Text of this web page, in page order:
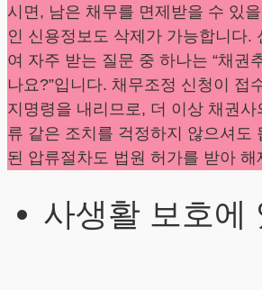
시면, 남은 채무를 면제받을 수 있
인 신용정보도 삭제가 가능합니다.
여 자주 받는 질문 중 하나는 “채권
나요?”입니다. 채무조정 신청이 접
지명령을 내리므로, 더 이상 채권
류 같은 조치를 걱정하지 않으셔도
된 압류절차도 법원 허가를 받아
사생활 보호에